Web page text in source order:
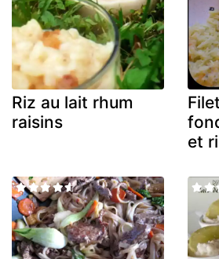
Riz au lait rhum
raisins
et